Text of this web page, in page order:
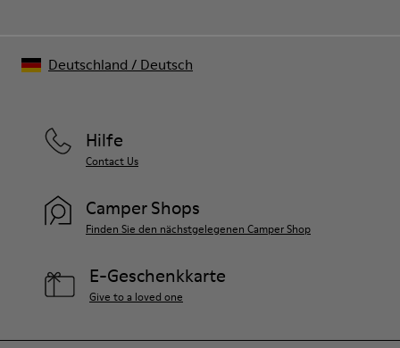
Hilfe
Contact Us
Camper Shops
Finden Sie den nächstgelegenen Camper Shop
E-Geschenkkarte
Give to a loved one
Deutschland / Deutsch